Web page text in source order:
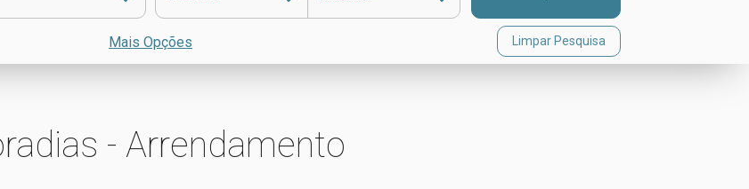
Mais Opções Limpar Pesquisa
- Arrendamento